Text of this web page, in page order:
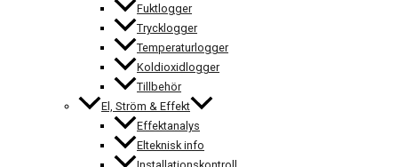
Fuktlogger
Trycklogger
Temperaturlogger
Koldioxidlogger
Tillbehör
El, Ström & Effekt
Effektanalys
Elteknisk info